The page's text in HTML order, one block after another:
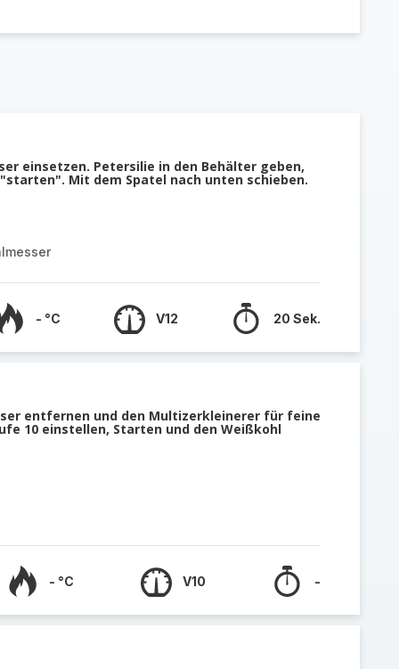
einsetzen. Petersilie in den Behälter geben,
Mit dem Spatel nach unten schieben.
- °C V12 20 Sek.
entfernen und den Multizerkleinerer für feine
10 einstellen, Starten und den Weißkohl
- °C V10 -